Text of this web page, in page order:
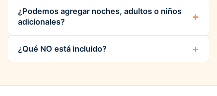
¿Podemos agregar noches, adultos o niños
adicionales?
¿Qué NO está incluido?